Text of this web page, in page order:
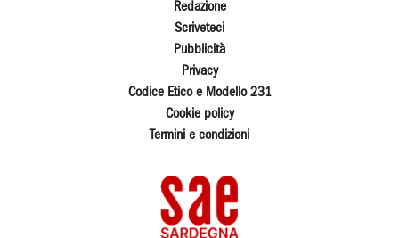
Redazione
Scriveteci
Pubblicità
Privacy
Codice Etico e Modello 231
Cookie policy
Termini e condizioni